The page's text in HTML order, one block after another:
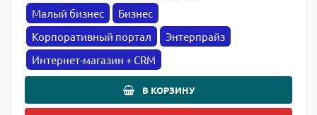
Малый бизнес
Бизнес
Корпоративный портал
Энтерпрайз
Интернет-магазин + CRM
В КОРЗИНУ